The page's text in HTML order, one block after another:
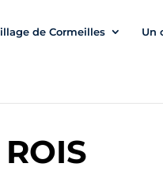
de Cormeilles Un